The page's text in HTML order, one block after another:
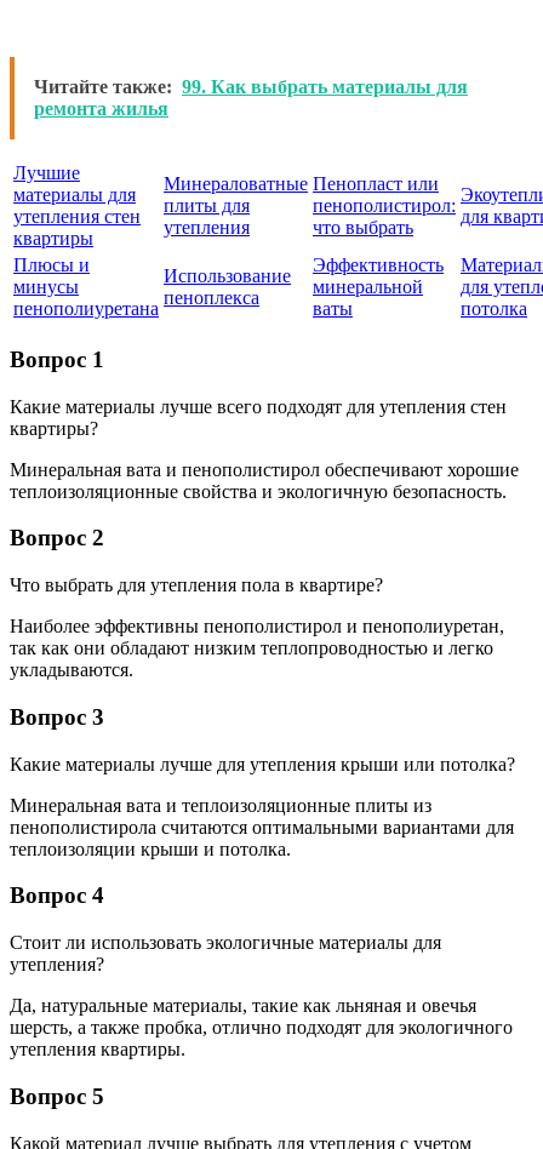
Читайте также: 99. Как выбрать материалы для
ремонта жилья
Лучшие
материалы для
утепления стен
квартиры
Минераловатные
плиты для
утепления
Пенопласт или
пенополистирол:
что выбрать
для
Плюсы и
минусы
пенополиуретана
Использование
пеноплекса
Эффективность
минеральной
ваты
для
потолка
Вопрос 1
Какие материалы лучше всего подходят для утепления стен
квартиры?
Минеральная вата и пенополистирол обеспечивают хорошие
теплоизоляционные свойства и экологичную безопасность.
Вопрос 2
Что выбрать для утепления пола в квартире?
Наиболее эффективны пенополистирол и пенополиуретан,
так как они обладают низким теплопроводностью и легко
укладываются.
Вопрос 3
Какие материалы лучше для утепления крыши или потолка?
Минеральная вата и теплоизоляционные плиты из
пенополистирола считаются оптимальными вариантами для
теплоизоляции крыши и потолка.
Вопрос 4
Стоит ли использовать экологичные материалы для
утепления?
Да, натуральные материалы, такие как льняная и овечья
шерсть, а также пробка, отлично подходят для экологичного
утепления квартиры.
Вопрос 5
Какой материал лучше выбрать для утепления с учетом